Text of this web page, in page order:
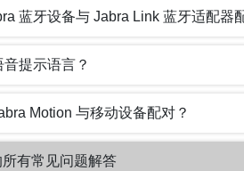
蓝牙设备与 Jabra Link 蓝牙适配器
提示语言？
Motion 与移动设备配对？
有常见问题解答